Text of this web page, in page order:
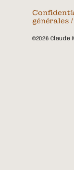
générales
©2026